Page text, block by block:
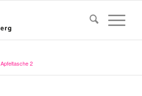
Apfeltasche 2